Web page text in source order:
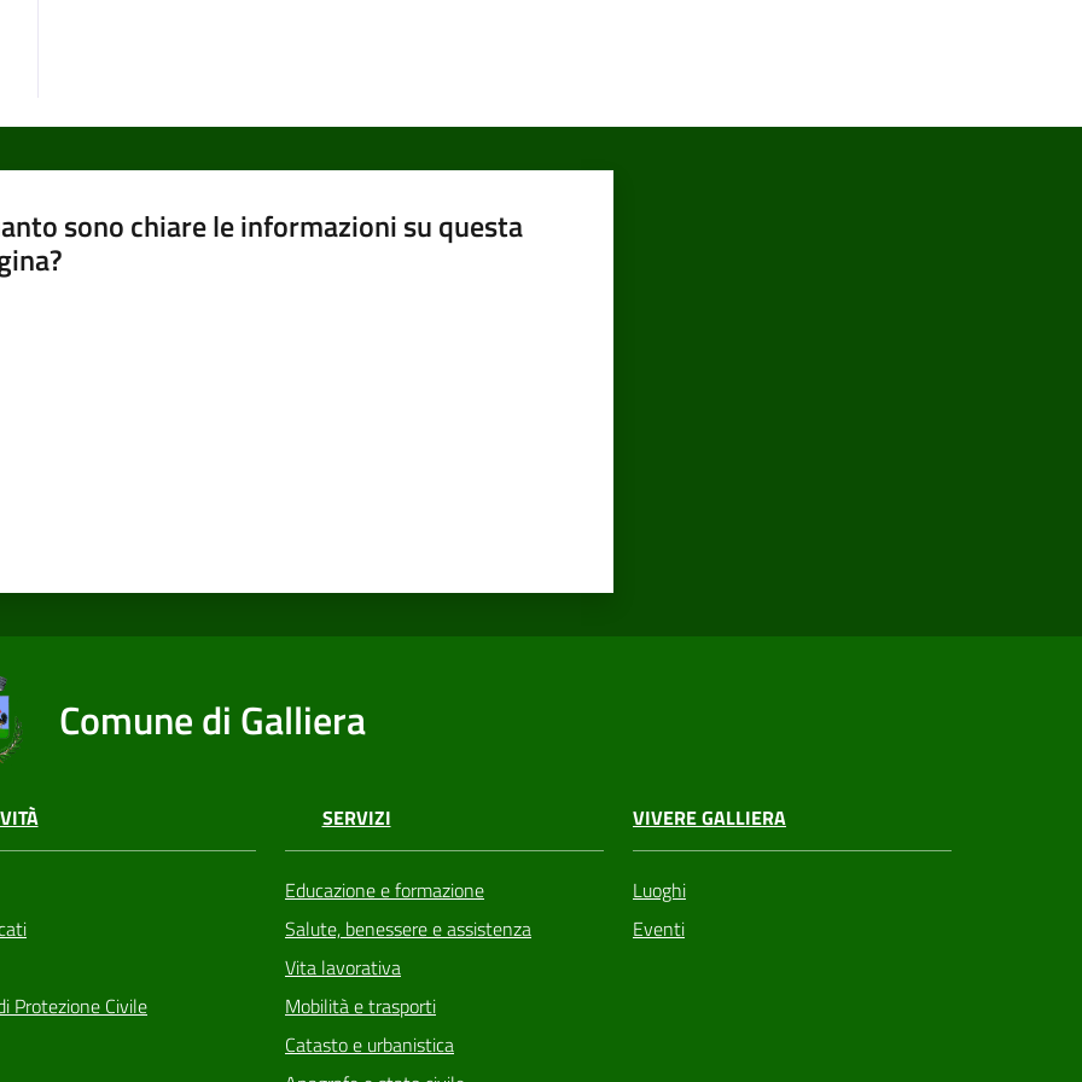
sono chiare le informazioni su questa
Comune di Galliera
Protezione Civile
SERVIZI
Educazione e formazione
Salute, benessere e assistenza
Vita lavorativa
Mobilità e trasporti
Catasto e urbanistica
VIVERE GALLIERA
Luoghi
Eventi